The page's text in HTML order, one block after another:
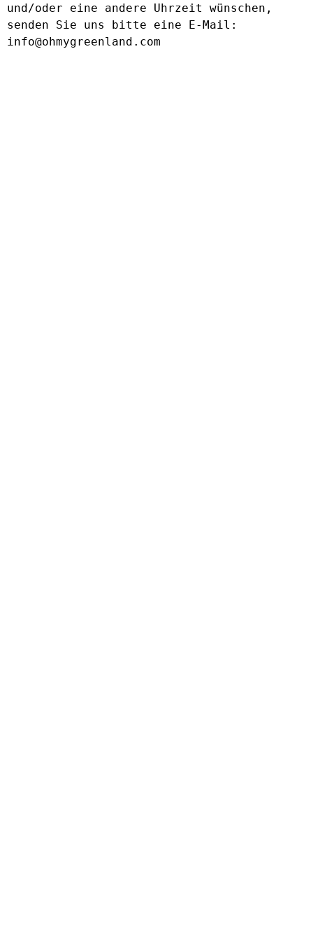
und/oder eine andere Uhrzeit wünschen,
senden Sie uns bitte eine E-Mail:
info@ohmygreenland.com